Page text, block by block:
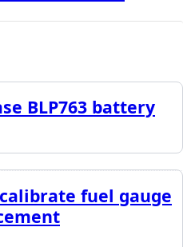
BLP763 battery
fuel gauge